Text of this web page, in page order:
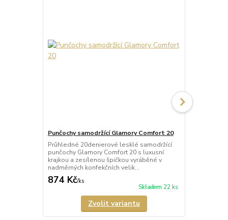
Punčochy samodržící Glamory Comfort 20
Průhledné 20denierové lesklé samodržící
punčochy Glamory Comfort 20 s luxusní
krajkou a zesílenou špičkou vyráběné v
nadměrných konfekčních velik...
874 Kč/ks
Skladem 22 ks
Zvolit variantu